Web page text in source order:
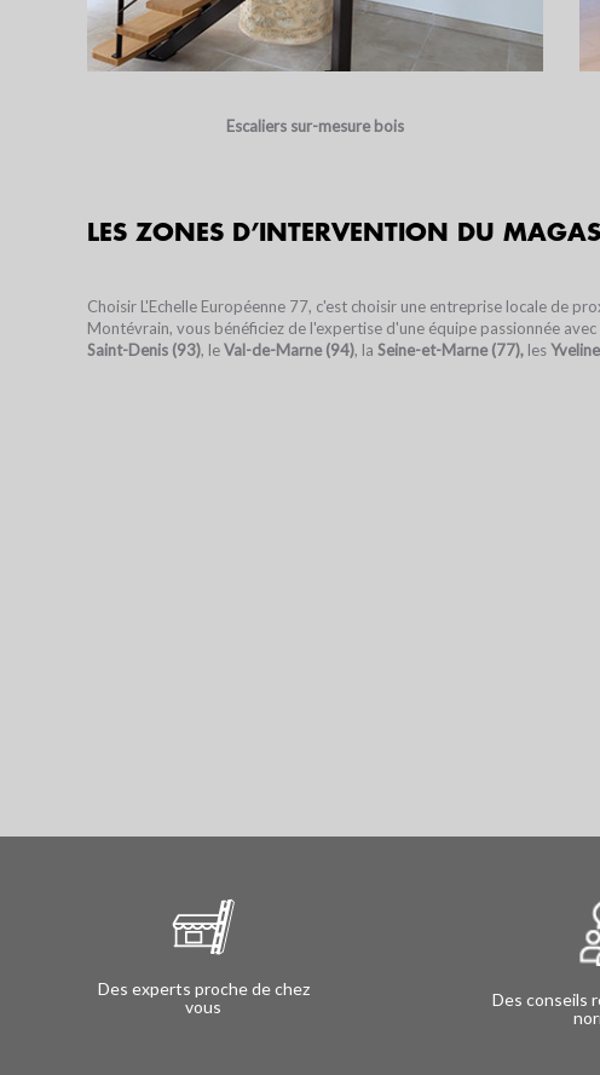
Escaliers sur-mesure bois
LES ZONES D’INTERVENTION DU
Choisir L'Echelle Européenne 77, c'est choisir une entreprise locale de
Montévrain, vous bénéficiez de l'expertise d'une équipe passionnée
Saint-Denis (93), leVal-de-Marne (94), la Seine-et-Marne (77), les
Des experts proche de chez
vous
Des conseils